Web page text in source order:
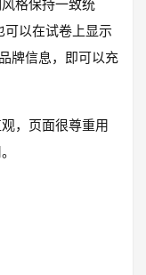
格保持一致统
可以在试卷上显示
牌信息，即可以充
，页面很尊重用